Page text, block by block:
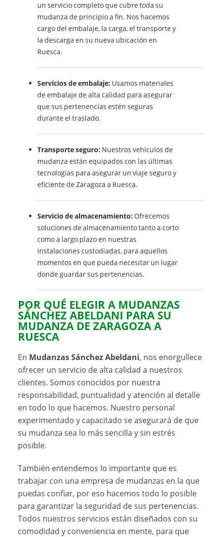
un servicio completo que cubre toda su
mudanza de principio a fin. Nos hacemos
cargo del embalaje, la carga, el transporte y
la descarga en su nueva ubicación en
Ruesca.
Servicios de embalaje: Usamos materiales
de embalaje de alta calidad para asegurar
que sus pertenencias estén seguras
durante el traslado.
Transporte seguro: Nuestros vehículos de
mudanza están equipados con las últimas
tecnologías para asegurar un viaje seguro y
eficiente de Zaragoza a Ruesca.
Servicio de almacenamiento: Ofrecemos
soluciones de almacenamiento tanto a corto
como a largo plazo en nuestras
instalaciones custodiadas, para aquellos
momentos en que pueda necesitar un lugar
donde guardar sus pertenencias.
POR QUÉ ELEGIR A MUDANZAS
SÁNCHEZ ABELDANI PARA SU
MUDANZA DE ZARAGOZA A
RUESCA
En Mudanzas Sánchez Abeldani, nos enorgullece
ofrecer un servicio de alta calidad a nuestros
clientes. Somos conocidos por nuestra
responsabilidad, puntualidad y atención al detalle
en todo lo que hacemos. Nuestro personal
experimentado y capacitado se asegurará de que
su mudanza sea lo más sencilla y sin estrés
posible.
También entendemos lo importante que es
trabajar con una empresa de mudanzas en la que
puedas confiar, por eso hacemos todo lo posible
para garantizar la seguridad de sus pertenencias.
Todos nuestros servicios están diseñados con su
comodidad y conveniencia en mente, para que